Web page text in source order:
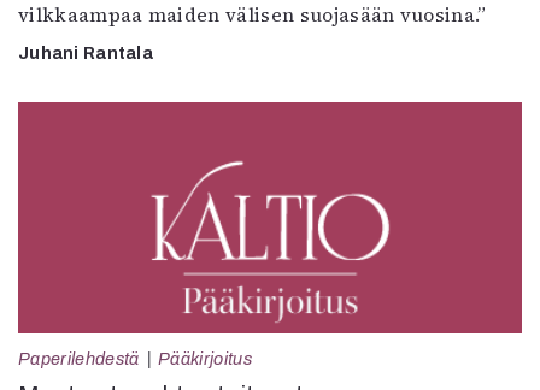
vilkkaampaa maiden välisen suojasään vuosina.”
Juhani Rantala
Paperilehdestä Pääkirjoitus